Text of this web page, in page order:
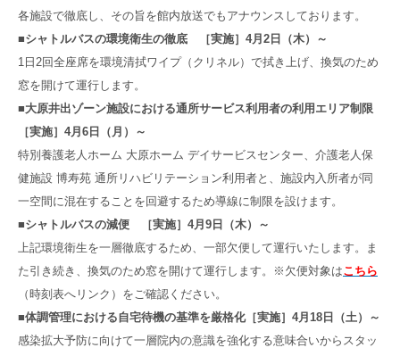
各施設で徹底し、その旨を館内放送でもアナウンスしております。
■シャトルバスの環境衛生の徹底 ［実施］4月2日（木）～
1日2回全座席を環境清拭ワイプ（クリネル）で拭き上げ、換気のため
窓を開けて運行します。
■大原井出ゾーン施設における通所サービス利用者の利用エリア制限
［実施］4月6日（月）～
特別養護老人ホーム 大原ホーム デイサービスセンター、介護老人保
健施設 博寿苑 通所リハビリテーション利用者と、施設内入所者が同
一空間に混在することを回避するため導線に制限を設けます。
■シャトルバスの減便 ［実施］4月9日（木）～
上記環境衛生を一層徹底するため、一部欠便して運行いたします。ま
た引き続き、換気のため窓を開けて運行します。※欠便対象はこちら
（時刻表へリンク）をご確認ください。
■体調管理における自宅待機の基準を厳格化［実施］4月18日（土）～
感染拡大予防に向けて一層院内の意識を強化する意味合いからスタッ